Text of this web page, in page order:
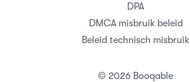
© 2026 Booqable
DPA
DMCA misbruik beleid
Beleid technisch misbruik